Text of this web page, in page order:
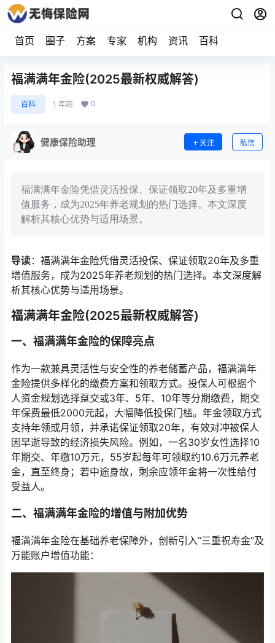
首页 圈子 方案 专家 机构 资讯 百科
福满满年金险(2025最新权威解答)
百科 1 年前 0
健康保险助理 关注 私信
福满满年金险凭借灵活投保、保证领取20年及多重增
值服务，成为2025年养老规划的热门选择。本文深度
解析其核心优势与适用场景。
导读：福满满年金险凭借灵活投保、保证领取20年及多重
增值服务，成为2025年养老规划的热门选择。本文深度解
析其核心优势与适用场景。
福满满年金险(2025最新权威解答)
一、福满满年金险的保障亮点
作为一款兼具灵活性与安全性的养老储蓄产品，福满满年
金险提供多样化的缴费方案和领取方式。投保人可根据个
人资金规划选择趸交或3年、5年、10年等分期缴费，期交
年保费最低2000元起，大幅降低投保门槛。年金领取方式
支持年领或月领，并承诺保证领取20年，有效对冲被保人
因早逝导致的经济损失风险。例如，一名30岁女性选择10
年期交、年缴10万元，55岁起每年可领取约10.6万元养老
金，直至终身；若中途身故，剩余应领年金将一次性给付
受益人。
二、福满满年金险的增值与附加优势
福满满年金险在基础养老保障外，创新引入“三重祝寿金”及
万能账户增值功能：